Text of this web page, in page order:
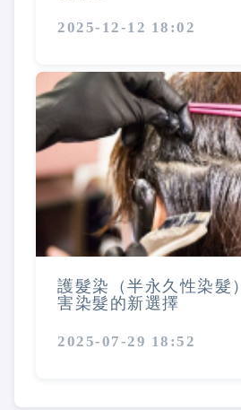
2025-12-12 18:02
護髮染（半永久性染髮
害染髮的新選擇
2025-07-29 18:52